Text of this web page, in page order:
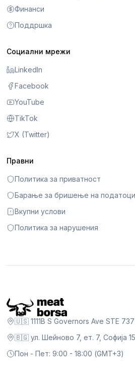
Финанси
Поддршка
Социални мрежи
LinkedIn
Facebook
YouTube
TikTok
X (Twitter)
Правни
Политика за приватност
Барање за бришење на податоци
Вкупни услови
Политика за нарушения
🇺🇸 1111B S Governors Ave STE
🇧🇬 ул. Шейново 7, ет. 7, Софија
Пон - Пет: 9:00 - 18:00 (GMT+3)